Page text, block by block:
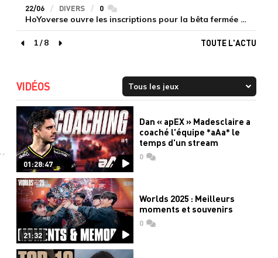
22/06 DIVERS 0commentaires
HoYoverse ouvre les inscriptions pour la bêta fermée de Honkai : Nexus Anima
page précédente
1/8
page suivante
TOUTE L'ACTU
VIDÉOS
01:28:47
Dan « apEX » Madesclaire a
coaché l'équipe *aAa* le
temps d'un stream
0commentaires
21:32
Worlds 2025 : Meilleurs
moments et souvenirs
0commentaires